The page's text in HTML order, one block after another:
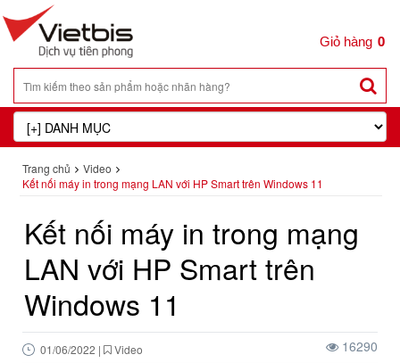
0
Trang chủ
Video
Kết nối máy in trong mạng LAN với HP Smart trên Windows 11
Kết nối máy in trong mạng
LAN với HP Smart trên
Windows 11
01/06/2022 | Video 16290